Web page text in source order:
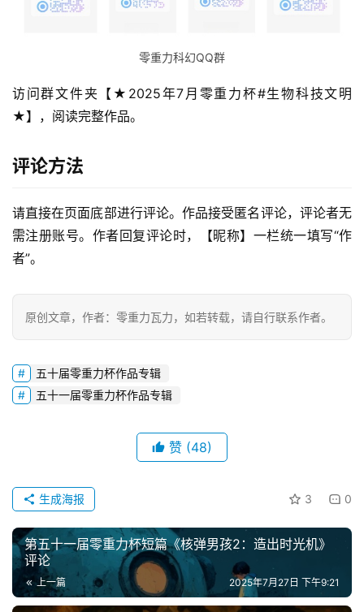
零
力
科
幻
征
投
稿
文
章
讯
主
题
科
注册
零重力科幻QQ群
访问群文件夹【★2025年7月零重力杯#生物科技文明
★】，阅读完整作品。
评论方法
请直接在页面底部进行评论。作品接受匿名评论，评论者无
需注册账号。作者回复评论时，【昵称】一栏统一填写“作
者”。
原创文章，作者：零重力瓦力，如若转载，请自行联系作者。
五十届零重力杯作品专辑
五十一届零重力杯作品专辑
赞 (48)
3 0
生成海报
第五十一届零重力杯短篇《核弹男孩2：造出时光机》
评论
上一篇 2025年7月27日 下午9:21